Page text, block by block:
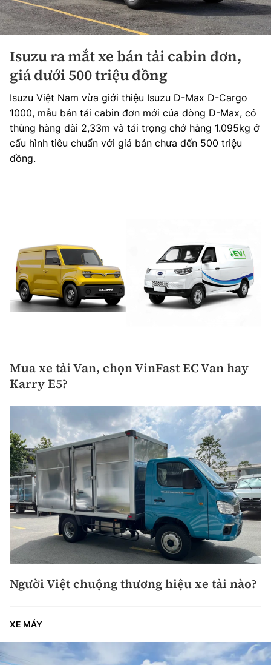
Isuzu ra mắt xe bán tải cabin đơn,
giá dưới 500 triệu đồng
Isuzu Việt Nam vừa giới thiệu Isuzu D-Max D-Cargo
1000, mẫu bán tải cabin đơn mới của dòng D-Max, có
thùng hàng dài 2,33m và tải trọng chở hàng 1.095kg ở
cấu hình tiêu chuẩn với giá bán chưa đến 500 triệu
đồng.
Mua xe tải Van, chọn VinFast EC Van hay
Karry E5?
Người Việt chuộng thương hiệu xe tải nào?
XE MÁY